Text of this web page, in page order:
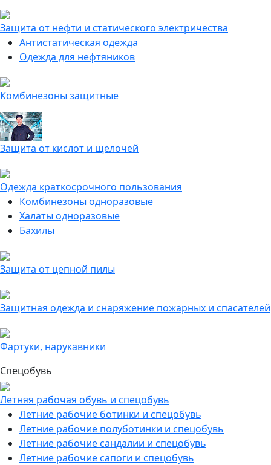
Защита от нефти и статического электричества
Антистатическая одежда
Одежда для нефтяников
Комбинезоны защитные
Защита от кислот и щелочей
Одежда краткосрочного пользования
Комбинезоны одноразовые
Халаты одноразовые
Бахилы
Защита от цепной пилы
Защитная одежда и снаряжение пожарных и спасателей
Фартуки, нарукавники
Спецобувь
Летняя рабочая обувь и спецобувь
Летние рабочие ботинки и спецобувь
Летние рабочие полуботинки и спецобувь
Летние рабочие сандалии и спецобувь
Летние рабочие сапоги и спецобувь